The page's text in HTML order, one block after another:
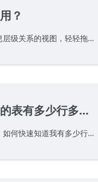
？
架构视图是一个展示信息层级关系的视图，轻轻拖拽卡片，就能搭建精巧缜密的企业组织架构视图、实现信息结构化。
有多少行多少列？
当我们的表格越来越大，如何快速知道我有多少行多少列呢？今天就快速为大家展示一下～